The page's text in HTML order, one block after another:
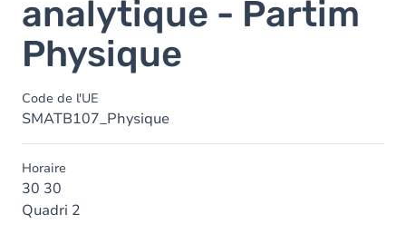
analytique - Partim
Physique
Code de l'UE
SMATB107_Physique
Horaire
30 30
Quadri 2